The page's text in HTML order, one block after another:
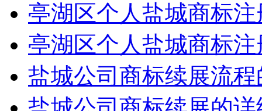
亭湖区个人盐城商标
亭湖区个人盐城商标
盐城公司商标续展流